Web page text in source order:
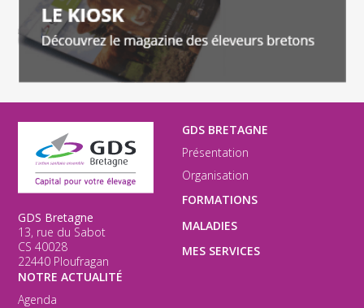
GDS Bretagne
13, rue du Sabot
CS 40028
22440 Ploufragan
GDS BRETAGNE
Présentation
Organisation
FORMATIONS
MALADIES
MES SERVICES
NOTRE ACTUALITÉ
Agenda